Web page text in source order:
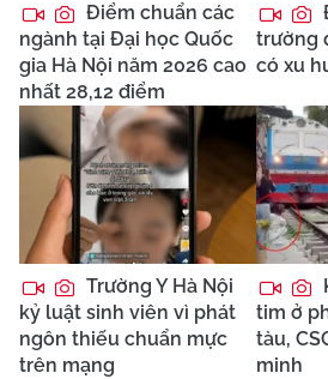
Điểm chuẩn các
ngành tại Đại học Quốc
gia Hà Nội năm 2026 cao
nhất 28,12 điểm
trường
có xu
Trường Y Hà Nội
kỷ luật sinh viên vì phát
ngôn thiếu chuẩn mực
trên mạng
tim ở
tàu,
minh